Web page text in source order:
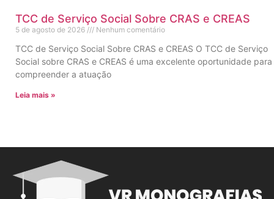
TCC de Serviço Social Sobre CRAS e CREAS
5 de agosto de 2026 Nenhum comentário
TCC de Serviço Social Sobre CRAS e CREAS O TCC de Serviço
Social sobre CRAS e CREAS é uma excelente oportunidade para
compreender a atuação
Leia mais »